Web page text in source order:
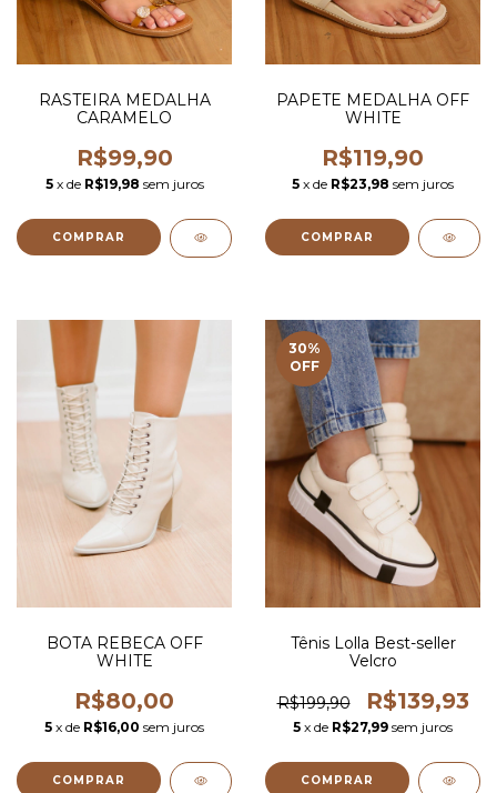
RASTEIRA MEDALHA
CARAMELO
R$99,90
5 x de R$19,98 sem juros
COMPRAR
PAPETE MEDALHA OFF
WHITE
R$119,90
5 x de R$23,98 sem juros
COMPRAR
BOTA REBECA OFF
WHITE
R$80,00
5 x de R$16,00 sem juros
COMPRAR
30%
OFF
Tênis Lolla Best-seller
Velcro
R$199,90 R$139,93
5 x de R$27,99 sem juros
COMPRAR